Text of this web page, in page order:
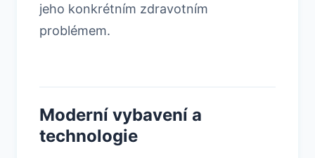
jeho konkrétním zdravotním
problémem.
Moderní vybavení a
technologie